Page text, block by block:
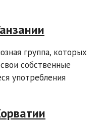
группа, которых
собственные
употребления